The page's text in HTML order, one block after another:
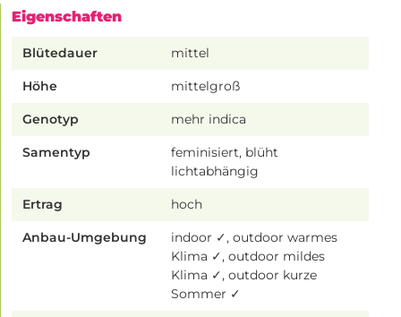
Eigenschaften
Blütedauer mittel
Höhe mittelgroß
Genotyp mehr indica
Samentyp
feminisiert, blüht
lichtabhängig
Ertrag hoch
Anbau-Umgebung
indoor ✓, outdoor warmes
Klima ✓, outdoor mildes
Klima ✓, outdoor kurze
Sommer ✓